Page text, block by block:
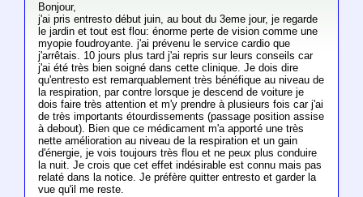
Bonjour,
j'ai pris entresto début juin, au bout du 3eme jour, je regarde
le jardin et tout est flou: énorme perte de vision comme une
myopie foudroyante. j'ai prévenu le service cardio que
j'arrêtais. 10 jours plus tard j'ai repris sur leurs conseils car
j'ai été très bien soigné dans cette clinique. Je dois dire
qu'entresto est remarquablement très bénéfique au niveau de
la respiration, par contre lorsque je descend de voiture je
dois faire très attention et m'y prendre à plusieurs fois car j'ai
de très importants étourdissements (passage position assise
à debout). Bien que ce médicament m'a apporté une très
nette amélioration au niveau de la respiration et un gain
d'énergie, je vois toujours très flou et ne peux plus conduire
la nuit. Je crois que cet effet indésirable est connu mais pas
relaté dans la notice. Je préfère quitter entresto et garder la
vue qu'il me reste.